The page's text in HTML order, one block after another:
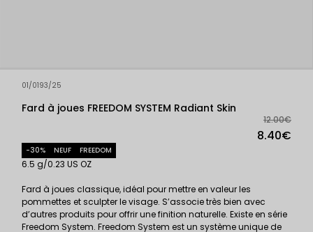
01/0193/25
Fard à joues FREEDOM SYSTEM Radiant Skin
12.00€
8.40€
-30% NEUF FREEDOM
6.5 g/0.23 US OZ
Fard à joues classique, idéal pour mettre en valeur les
pommettes et sculpter le visage. S’associe très bien avec
d’autres produits pour offrir une finition naturelle. Existe en série
Freedom System. Freedom System est un système unique de